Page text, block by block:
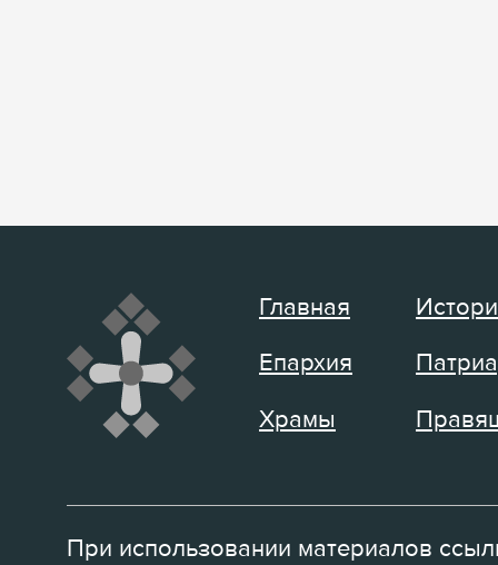
Главная
Епархия
Храмы
При использовании материалов